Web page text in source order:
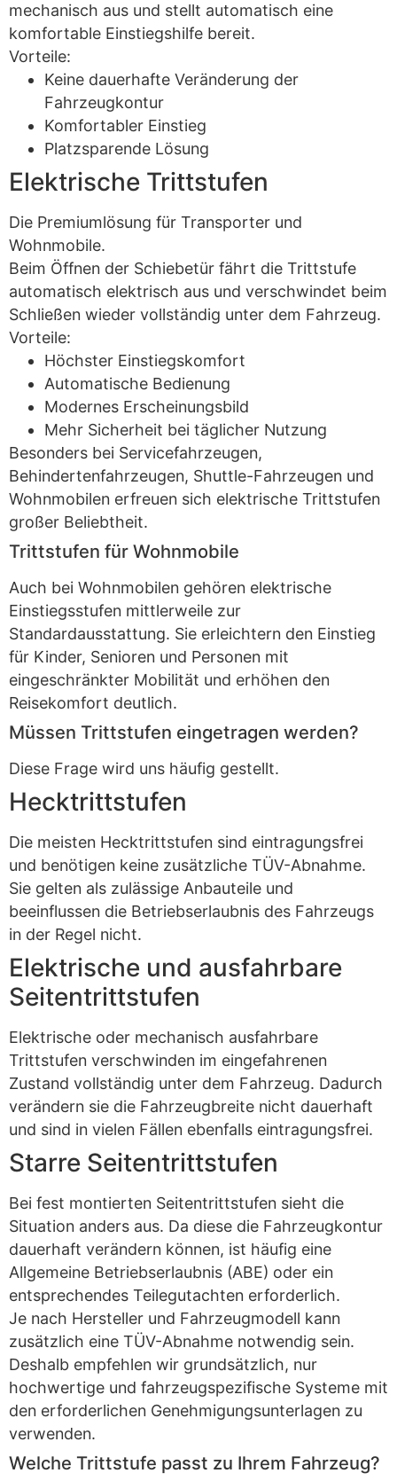
mechanisch aus und stellt automatisch eine
komfortable Einstiegshilfe bereit.
Vorteile:
Keine dauerhafte Veränderung der
Fahrzeugkontur
Komfortabler Einstieg
Platzsparende Lösung
Elektrische Trittstufen
Die Premiumlösung für Transporter und
Wohnmobile.
Beim Öffnen der Schiebetür fährt die Trittstufe
automatisch elektrisch aus und verschwindet beim
Schließen wieder vollständig unter dem Fahrzeug.
Vorteile:
Höchster Einstiegskomfort
Automatische Bedienung
Modernes Erscheinungsbild
Mehr Sicherheit bei täglicher Nutzung
Besonders bei Servicefahrzeugen,
Behindertenfahrzeugen, Shuttle-Fahrzeugen und
Wohnmobilen erfreuen sich elektrische Trittstufen
großer Beliebtheit.
Trittstufen für Wohnmobile
Auch bei Wohnmobilen gehören elektrische
Einstiegsstufen mittlerweile zur
Standardausstattung. Sie erleichtern den Einstieg
für Kinder, Senioren und Personen mit
eingeschränkter Mobilität und erhöhen den
Reisekomfort deutlich.
Müssen Trittstufen eingetragen werden?
Diese Frage wird uns häufig gestellt.
Hecktrittstufen
Die meisten Hecktrittstufen sind eintragungsfrei
und benötigen keine zusätzliche TÜV-Abnahme.
Sie gelten als zulässige Anbauteile und
beeinflussen die Betriebserlaubnis des Fahrzeugs
in der Regel nicht.
Elektrische und ausfahrbare
Seitentrittstufen
Elektrische oder mechanisch ausfahrbare
Trittstufen verschwinden im eingefahrenen
Zustand vollständig unter dem Fahrzeug. Dadurch
verändern sie die Fahrzeugbreite nicht dauerhaft
und sind in vielen Fällen ebenfalls eintragungsfrei.
Starre Seitentrittstufen
Bei fest montierten Seitentrittstufen sieht die
Situation anders aus. Da diese die Fahrzeugkontur
dauerhaft verändern können, ist häufig eine
Allgemeine Betriebserlaubnis (ABE) oder ein
entsprechendes Teilegutachten erforderlich.
Je nach Hersteller und Fahrzeugmodell kann
zusätzlich eine TÜV-Abnahme notwendig sein.
Deshalb empfehlen wir grundsätzlich, nur
hochwertige und fahrzeugspezifische Systeme mit
den erforderlichen Genehmigungsunterlagen zu
verwenden.
Welche Trittstufe passt zu Ihrem Fahrzeug?